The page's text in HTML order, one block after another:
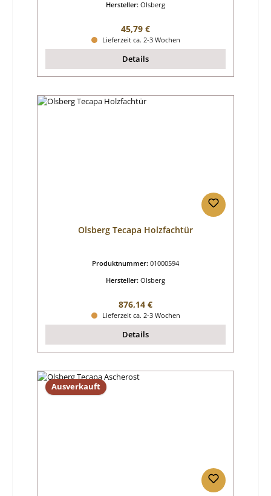
Hersteller: Olsberg
Regulärer Preis:
45,79 €
Lieferzeit ca. 2-3 Wochen
Details
Olsberg Tecapa Holzfachtür
Produktnummer: 01000594
Hersteller: Olsberg
Regulärer Preis:
876,14 €
Lieferzeit ca. 2-3 Wochen
Details
Ausverkauft